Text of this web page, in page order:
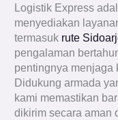
Logistik Express
menyediakan
termasuk rute
pengalaman
pentingnya menjaga
Didukung armada
kami memastikan
dikirim secara aman